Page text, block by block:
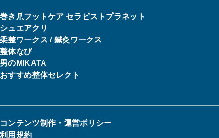
巻き爪フットケア セラピストプラネット
シュエアクリ
柔整ワークス / 鍼灸ワークス
整体なび
男のMIKATA
おすすめ整体セレクト
コンテンツ制作・運営ポリシー
利用規約